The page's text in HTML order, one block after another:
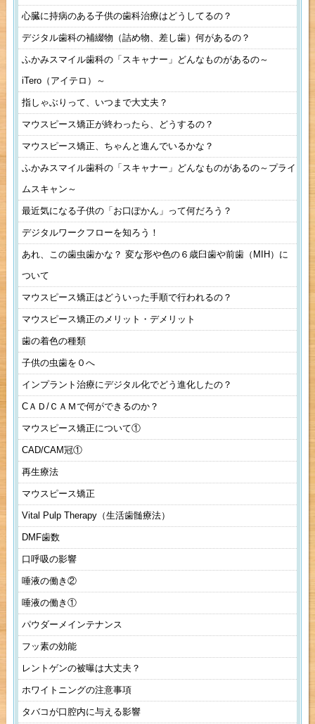
心臓に持病のある子供の歯科治療はどうしてるの？
デジタル歯科の補綴物（詰め物、差し歯）何があるの？
ふかみスマイル歯科の「スキャナー」どんなものがあるの～
iTero（アイテロ）～
指しゃぶりって、いつまで大丈夫？
マウスピース矯正が終わったら、どうするの？
マウスピース矯正、ちゃんと進んでいるかな？
ふかみスマイル歯科の「スキャナー」どんなものがあるの～プライ
ムスキャン～
最近気になる子供の「お口ぽかん」って何だろう？
デジタルワークフローを知ろう！
あれ、この歯虫歯かな？ 変な形や色の６歳臼歯や前歯（MIH）に
ついて
マウスピース矯正はどういった手順で行われるの？
マウスピース矯正のメリット・デメリット
歯の着色の種類
子供の虫歯を０へ
インプラント治療にデジタル化でどう進化したの？
CＡＤ/ＣＡＭで何ができるのか？
マウスピース矯正について①
CAD/CAM冠①
再生療法
マウスピース矯正
Vital Pulp Therapy（生活歯髄療法）
DMF歯数
口呼吸の影響
唾液の働き②
唾液の働き①
パウダーメインテナンス
フッ素の効能
レントゲンの被曝は大丈夫？
ホワイトニングの注意事項
タバコが口腔内に与える影響